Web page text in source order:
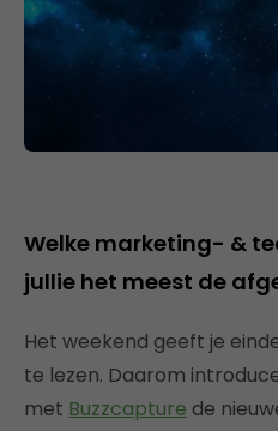
Welke marketing- &
jullie het meest de
Het weekend geeft je
te lezen. Daarom
met Buzzcapture de